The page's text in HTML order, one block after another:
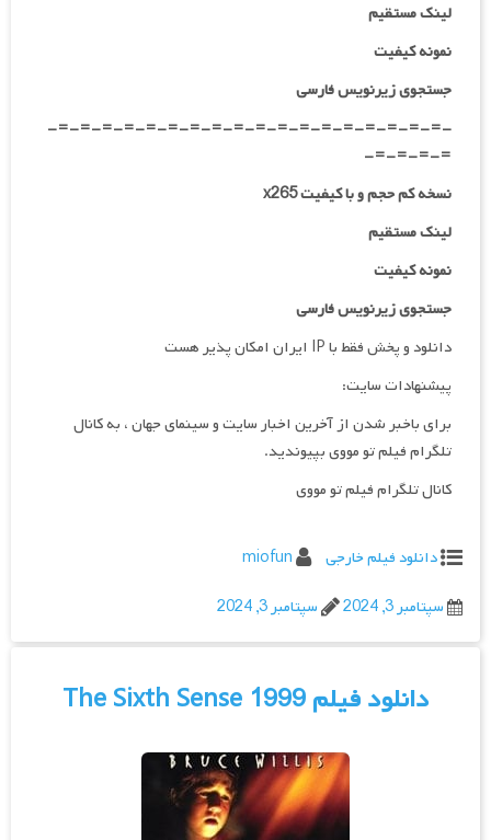
لینک مستقیم
نمونه کیفیت
جستجوی زیرنویس فارسی
-=-=-=-=-=-=-=-=-=-=-=-=-=-=-=-=-=-=-
=-=-=-=-
نسخه کم حجم و با کیفیت x265
لینک مستقیم
نمونه کیفیت
جستجوی زیرنویس فارسی
دانلود و پخش فقط با IP ایران امکان پذیر هست
پیشنهادات سایت:
برای باخبر شدن از آخرین اخبار سایت و سینمای جهان ، به کانال
تلگرام فیلم تو مووی بپیوندید.
کانال تلگرام فیلم تو مووی
دانلود فیلم خارجی
miofun
سپتامبر 3, 2024
سپتامبر 3, 2024
دانلود فیلم The Sixth Sense 1999